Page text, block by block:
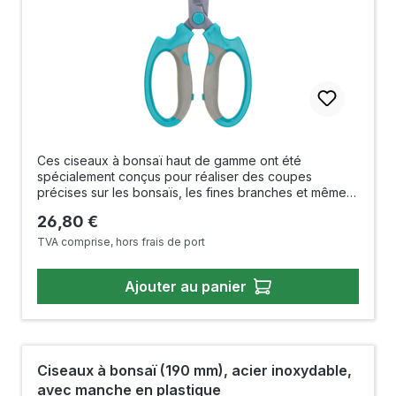
Ces ciseaux à bonsaï haut de gamme ont été
spécialement conçus pour réaliser des coupes
précises sur les bonsaïs, les fines branches et même
acier SK5 robuste, permettent des coupes nettes et
précises qui favorisent la santé des plantes et
dotées d’un revêtement spécial antirouille et
antiadhésif. Cela permet de réduire efficacement la
corrosion et les résidus de résine, tout en préservant
durablement les performances de coupe. L’acier SK5
longue durée de vie. Pour un confort d'utilisation
maximal, le sécateur est équipé de poignées en
Prix régulier :
26,80 €
TVA comprise, hors frais de port
Ajouter au panier
Ciseaux à bonsaï (190 mm), acier inoxydable,
avec manche en plastique